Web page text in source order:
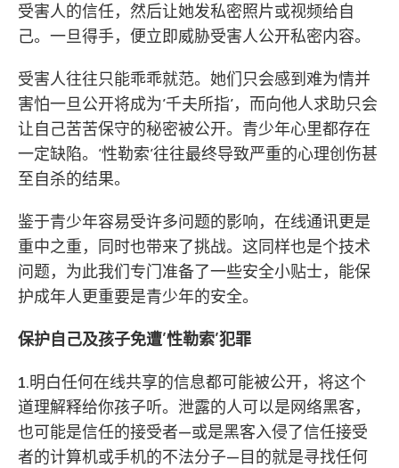
受害人的信任，然后让她发私密照片或视频给自
己。一旦得手，便立即威胁受害人公开私密内容。
受害人往往只能乖乖就范。她们只会感到难为情并
害怕一旦公开将成为’千夫所指’，而向他人求助只会
让自己苦苦保守的秘密被公开。青少年心里都存在
一定缺陷。’性勒索’往往最终导致严重的心理创伤甚
至自杀的结果。
鉴于青少年容易受许多问题的影响，在线通讯更是
重中之重，同时也带来了挑战。这同样也是个技术
问题，为此我们专门准备了一些安全小贴士，能保
护成年人更重要是青少年的安全。
保护自己及孩子免遭’性勒索’犯罪
1.明白任何在线共享的信息都可能被公开，将这个
道理解释给你孩子听。泄露的人可以是网络黑客，
也可能是信任的接受者—或是黑客入侵了信任接受
者的计算机或手机的不法分子—目的就是寻找任何